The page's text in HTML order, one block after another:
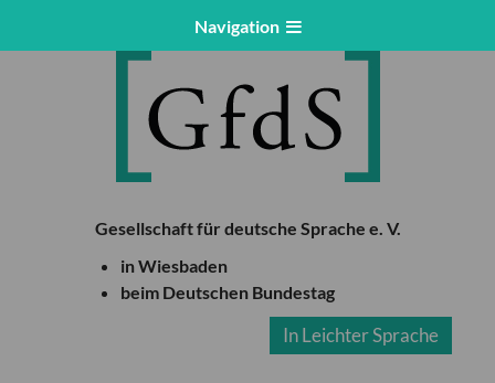
Navigation
Gesellschaft für deutsche Sprache e. V.
in Wiesbaden
beim Deutschen Bundestag
In Leichter Sprache